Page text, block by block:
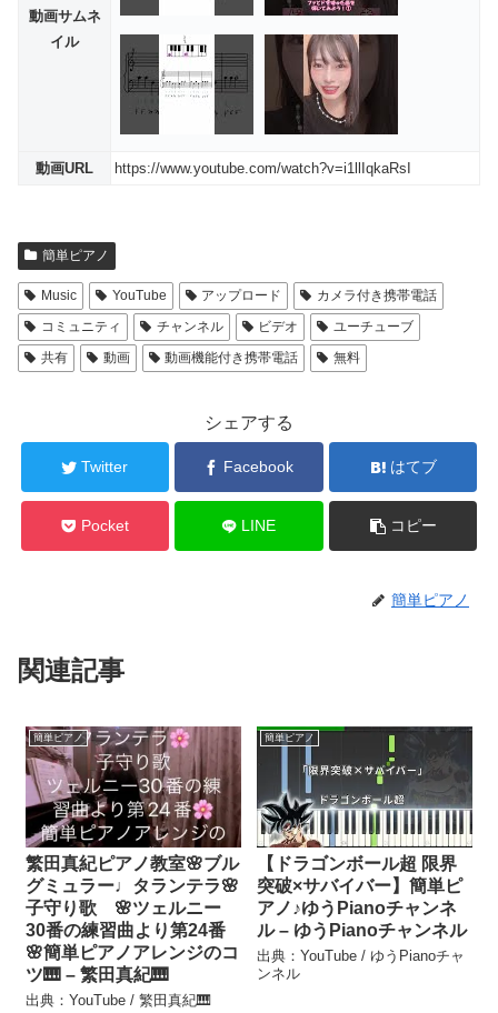
動画サムネ
イル
動画URL https://www.youtube.com/watch?v=i1llIqkaRsI
簡単ピアノ
Music YouTube アップロード
カメラ付き携帯電話
コミュニティ
チャンネル ビデオ
ユーチューブ
共有
動画 動画機能付き携帯電話 無料
シェアする
Twitter Facebook はてブ
Pocket LINE コピー
簡単ピアノ
関連記事
簡単ピアノ
繁田真紀ピアノ教室🌸ブル
グミュラー♩タランテラ🌸
子守り歌 🌸ツェルニー
30番の練習曲より第24番
🌸簡単ピアノアレンジのコ
ツ🎹 – 繁田真紀🎹
出典：YouTube / 繁田真紀🎹
簡単ピアノ
【ドラゴンボール超 限界
突破×サバイバー】簡単ピ
アノ♪ゆうPianoチャンネ
ル – ゆうPianoチャンネル
出典：YouTube / ゆうPianoチャ
ンネル